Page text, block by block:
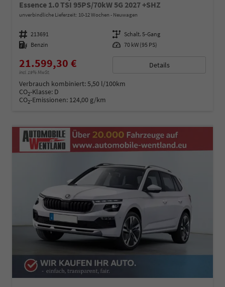
Essence 1.0 TSI 95PS/70kW 5G 2027 +SHZ
unverbindliche Lieferzeit: 10-12 Wochen Neuwagen
Fahrzeugnummer 213691 Getriebe Schalt. 5-Gang
Kraftstoff Benzin Leistung 70 kW (95 PS)
21.599,30 €
incl. 19% MwSt.
Details
Verbrauch kombiniert:5,50 l/100km
CO2-Klasse: D
CO2-Emissionen: 124,00 g/km